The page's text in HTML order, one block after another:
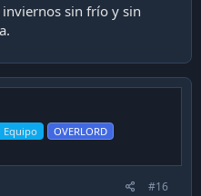
sin frío y sin
Equipo OVERLORD
#16